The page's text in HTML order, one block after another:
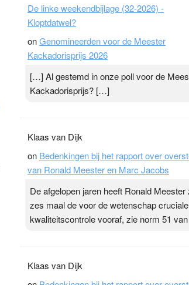
De linke weekendbijlage (32-2026) -
Kloptdatwel?
onGenomineerden voor de Meester
Kackadorisprijs 2026
[…] Al gestemd in onze poll voor de
Kackadorisprijs? […]
Klaas van Dijk
on Bedenkingen bij het rapport over
van Ronald Meester en Marc Jacobs
De afgelopen jaren heeft Ronald Meester
zes maal de voor de wetenschap cruciale
kwaliteitscontrole vooraf, zie norm 51 van
Klaas van Dijk